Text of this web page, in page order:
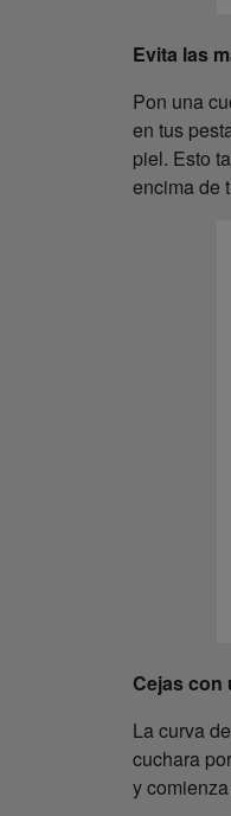
Evita las
Pon una
en tus
piel. Esto
encima de
Cejas con
La curva
cuchara
y